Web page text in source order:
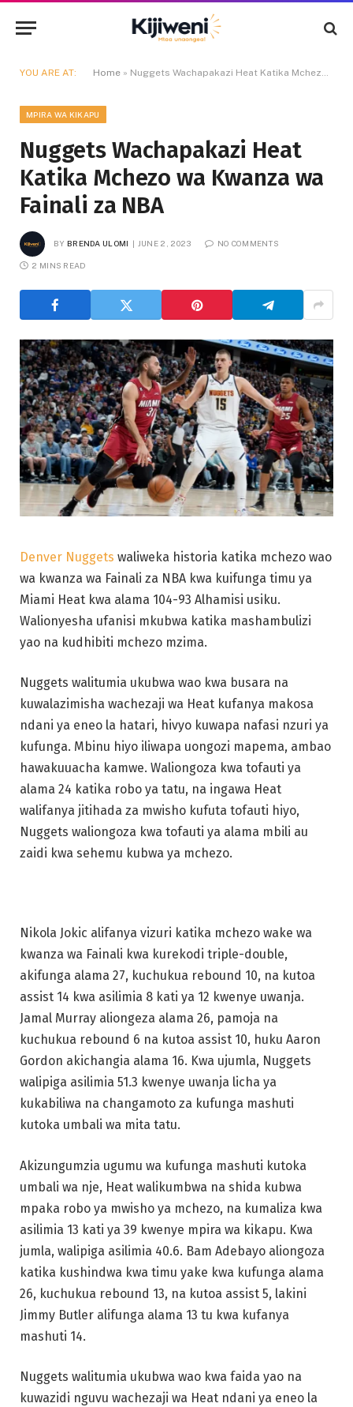
YOU ARE AT: Home » Nuggets Wachapakazi Heat Katika Mchezo wa Kwanza wa Fainali za NBA
MPIRA WA KIKAPU
Nuggets Wachapakazi Heat
Katika Mchezo wa Kwanza wa
Fainali za NBA
BY BRENDA ULOMI JUNE 2, 2023 NO COMMENTS
2 MINS READ
Denver Nuggets waliweka historia katika mchezo wao
wa kwanza wa Fainali za NBA kwa kuifunga timu ya
Miami Heat kwa alama 104-93 Alhamisi usiku.
Walionyesha ufanisi mkubwa katika mashambulizi
yao na kudhibiti mchezo mzima.
Nuggets walitumia ukubwa wao kwa busara na
kuwalazimisha wachezaji wa Heat kufanya makosa
ndani ya eneo la hatari, hivyo kuwapa nafasi nzuri ya
kufunga. Mbinu hiyo iliwapa uongozi mapema, ambao
hawakuuacha kamwe. Waliongoza kwa tofauti ya
alama 24 katika robo ya tatu, na ingawa Heat
walifanya jitihada za mwisho kufuta tofauti hiyo,
Nuggets waliongoza kwa tofauti ya alama mbili au
zaidi kwa sehemu kubwa ya mchezo.
Nikola Jokic alifanya vizuri katika mchezo wake wa
kwanza wa Fainali kwa kurekodi triple-double,
akifunga alama 27, kuchukua rebound 10, na kutoa
assist 14 kwa asilimia 8 kati ya 12 kwenye uwanja.
Jamal Murray aliongeza alama 26, pamoja na
kuchukua rebound 6 na kutoa assist 10, huku Aaron
Gordon akichangia alama 16. Kwa ujumla, Nuggets
walipiga asilimia 51.3 kwenye uwanja licha ya
kukabiliwa na changamoto za kufunga mashuti
kutoka umbali wa mita tatu.
Akizungumzia ugumu wa kufunga mashuti kutoka
umbali wa nje, Heat walikumbwa na shida kubwa
mpaka robo ya mwisho ya mchezo, na kumaliza kwa
asilimia 13 kati ya 39 kwenye mpira wa kikapu. Kwa
jumla, walipiga asilimia 40.6. Bam Adebayo aliongoza
katika kushindwa kwa timu yake kwa kufunga alama
26, kuchukua rebound 13, na kutoa assist 5, lakini
Jimmy Butler alifunga alama 13 tu kwa kufanya
mashuti 14.
Nuggets walitumia ukubwa wao kwa faida yao na
kuwazidi nguvu wachezaji wa Heat ndani ya eneo la